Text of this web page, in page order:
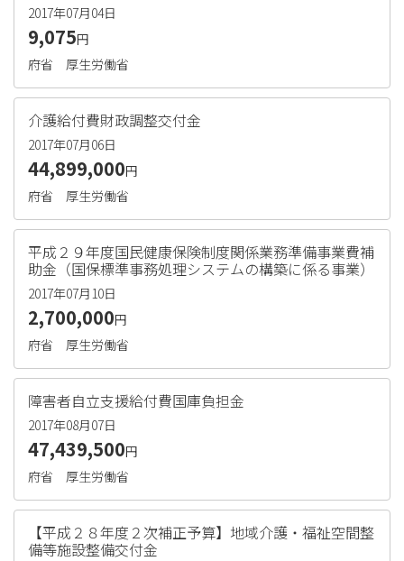
2017年07月04日
9,075円
府省
厚生労働省
介護給付費財政調整交付金
2017年07月06日
44,899,000円
府省
厚生労働省
平成２９年度国民健康保険制度関係業務準備事業費補
助金（国保標準事務処理システムの構築に係る事業）
2017年07月10日
2,700,000円
府省
厚生労働省
障害者自立支援給付費国庫負担金
2017年08月07日
47,439,500円
府省
厚生労働省
【平成２８年度２次補正予算】地域介護・福祉空間整
備等施設整備交付金